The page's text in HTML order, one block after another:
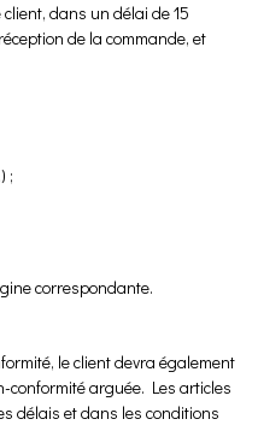
dans un délai de 15
de la commande, et
;
correspondante.
le client devra également
conformité arguée. Les articles
délais et dans les conditions